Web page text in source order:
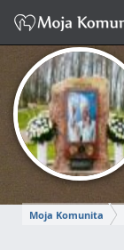
Moja Komunita